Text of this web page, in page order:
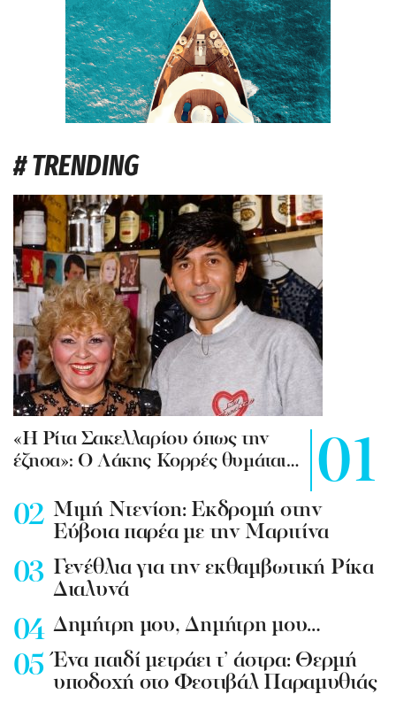
# TRENDING
«Η Ρίτα Σακελλαρίου όπως την
έζησα»: Ο Λάκης Κορρές θυμάται…
Mιμή Ντενίση: Εκδρομή στην
Εύβοια παρέα με την Μαριτίνα
Γενέθλια για την εκθαμβωτική Ρίκα
Διαλυνά
Δημήτρη μου, Δημήτρη μου…
Ένα παιδί μετράει τ’ άστρα: Θερμή
υποδοχή στο Φεστιβάλ Παραμυθιάς